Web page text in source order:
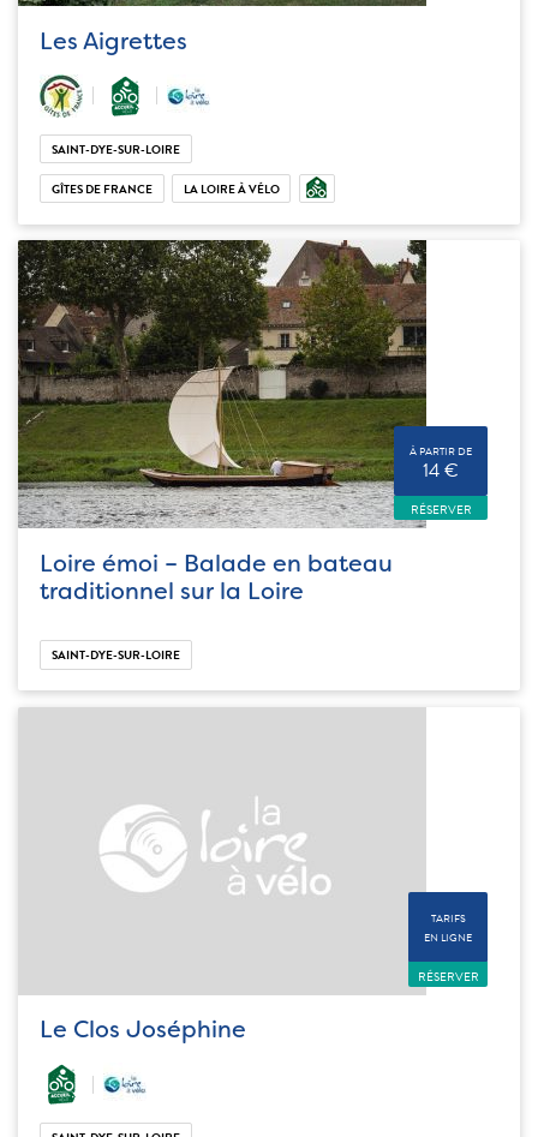
Les Aigrettes
SAINT-DYE-SUR-LOIRE
GÎTES DE FRANCE LA LOIRE À VÉLO
À PARTIR DE
14 €
RÉSERVER
Loire émoi – Balade en bateau
traditionnel sur la Loire
SAINT-DYE-SUR-LOIRE
TARIFS
EN LIGNE
RÉSERVER
Le Clos Joséphine